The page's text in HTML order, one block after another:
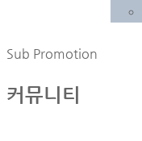
Sub Promotion
커뮤니티